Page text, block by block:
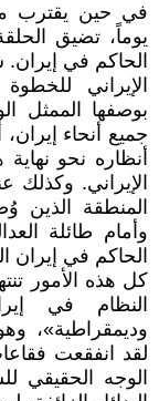
يوماً، تضيق
الحاكم في
الإيراني
بوصفها الممثل
جميع أنحاء
أنظاره نحو
الإيراني. وكذلك
المنطقة الذين
وأمام طائلة
الحاكم في إيران
كل هذه الأمور
النظام في
وديمقراطية»،
لقد انفقعت
الوجه الحقيقي